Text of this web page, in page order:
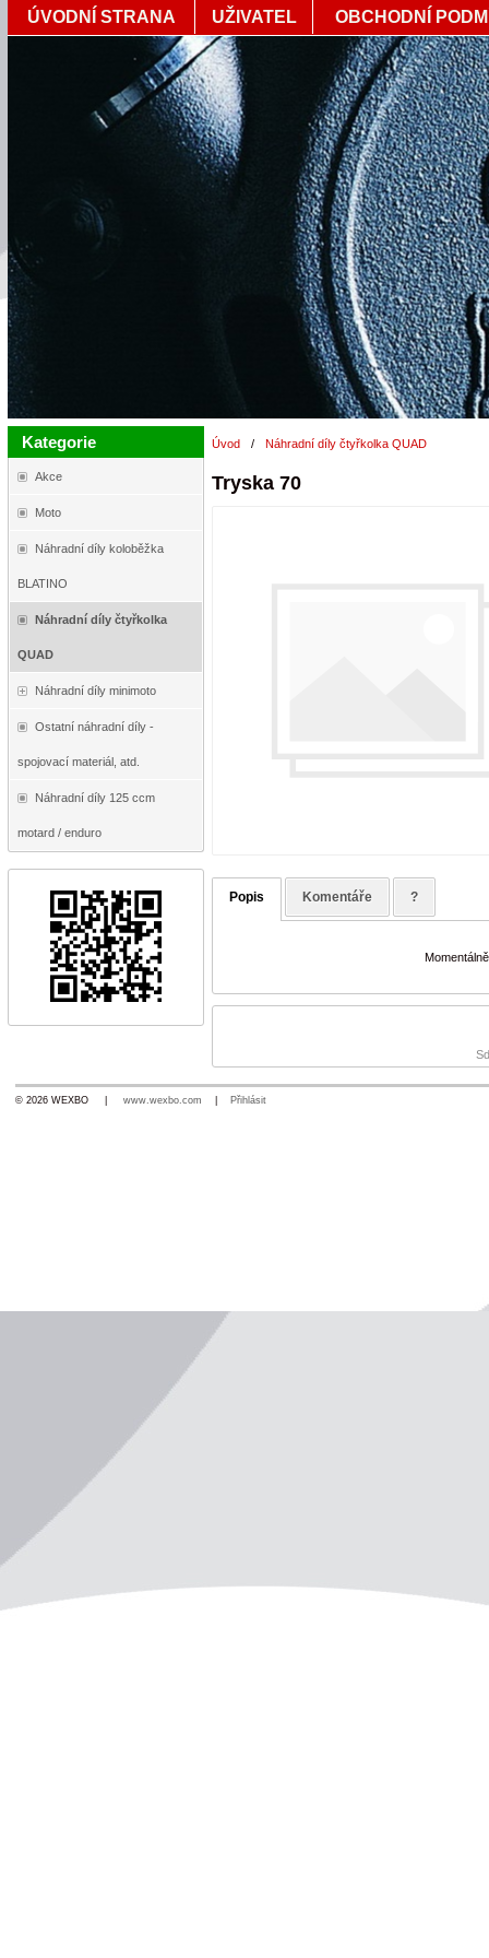
ÚVODNÍ STRANA UŽIVATEL OBCHODNÍ
Kategorie
Akce
Moto
Náhradní díly koloběžka
BLATINO
Náhradní díly čtyřkolka
QUAD
Náhradní díly minimoto
Ostatní náhradní díly -
spojovací materiál, atd.
Náhradní díly 125 ccm
motard / enduro
Úvod / Náhradní díly čtyřkolka QUAD
Tryska 70
Popis Komentáře ?
© 2026 WEXBO | www.wexbo.com Přihlásit